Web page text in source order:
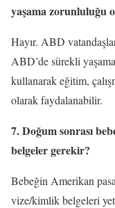
yaşama zorunluluğu
Hayır. ABD
ABD’de sürekli
kullanarak eğitim,
olarak faydalanabilir.
7. Doğum sonrası
belgeler gerekir?
Bebeğin Amerikan
vize/kimlik belgeleri